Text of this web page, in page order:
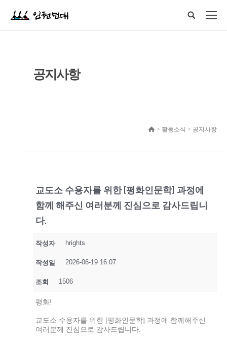
공지사항
> 활동소식 > 공지사항
교도소 수용자를 위한 [평화인문학] 과정에
함께 해주신 여러분께 진심으로 감사드립니
다.
작성자 hrights
작성일 2026-06-19 16:07
조회 1506
평화!
교도소 수용자를 위한 [평화인문학] 과정에 함께해주신
여러분께 진심으로 감사드립니다.